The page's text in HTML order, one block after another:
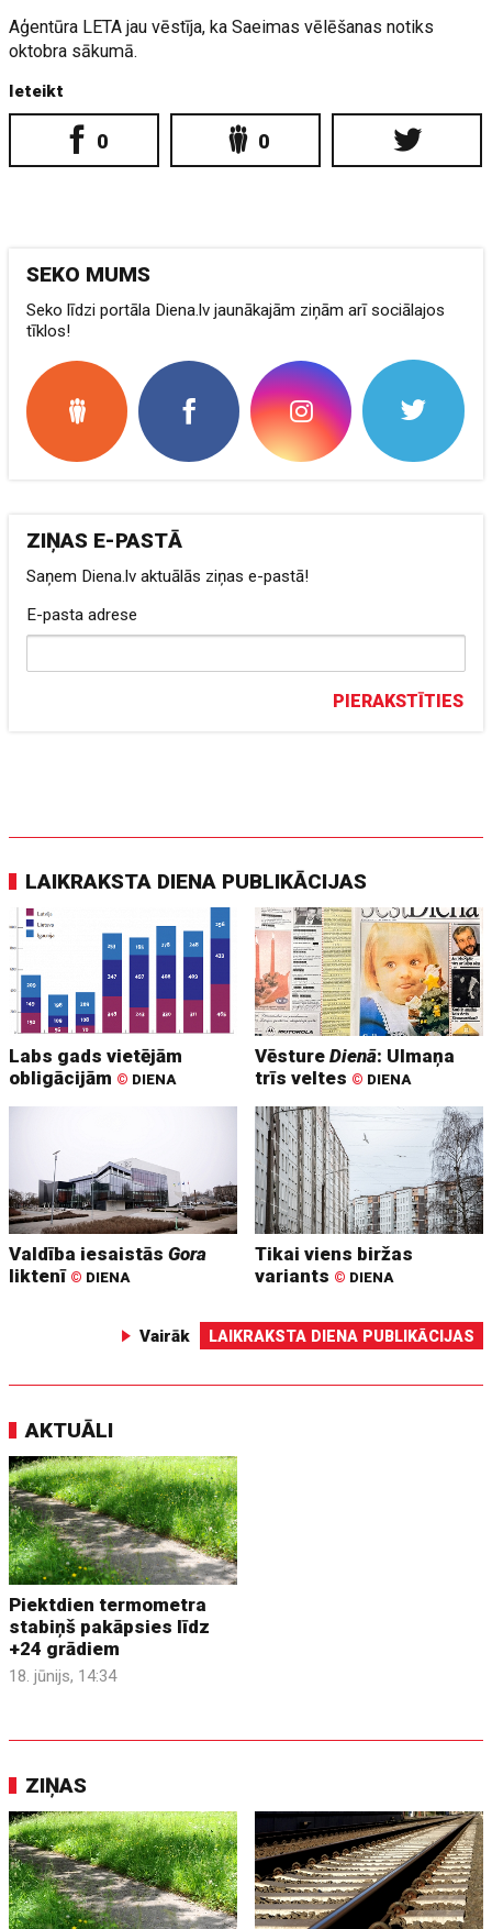
Aģentūra LETA jau vēstīja, ka Saeimas vēlēšanas notiks
oktobra sākumā.
Ieteikt
0 0
SEKO MUMS
Seko līdzi portāla Diena.lv jaunākajām ziņām arī sociālajos
tīklos!
ZIŅAS E-PASTĀ
Saņem Diena.lv aktuālās ziņas e-pastā!
E-pasta adrese
PIERAKSTĪTIES
LAIKRAKSTA DIENA PUBLIKĀCIJAS
Labs gads vietējām
obligācijām © DIENA
VēstureDienā: Ulmaņa
trīs veltes © DIENA
Valdība iesaistāsGora
liktenī © DIENA
Tikai viens biržas
variants © DIENA
Vairāk LAIKRAKSTA DIENA PUBLIKĀCIJAS
AKTUĀLI
Piektdien termometra
stabiņš pakāpsies līdz
+24 grādiem
18. jūnijs, 14:34
ZIŅAS